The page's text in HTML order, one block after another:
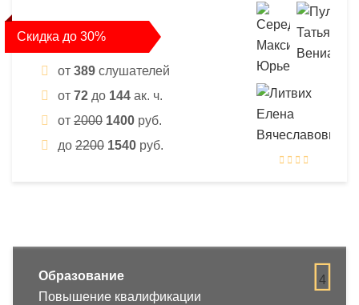
Скидка до 30%
от 389 слушателей
от 72 до 144 ак. ч.
от 2000 1400 руб.
до 2200 1540 руб.
4
Образование
Повышение квалификации